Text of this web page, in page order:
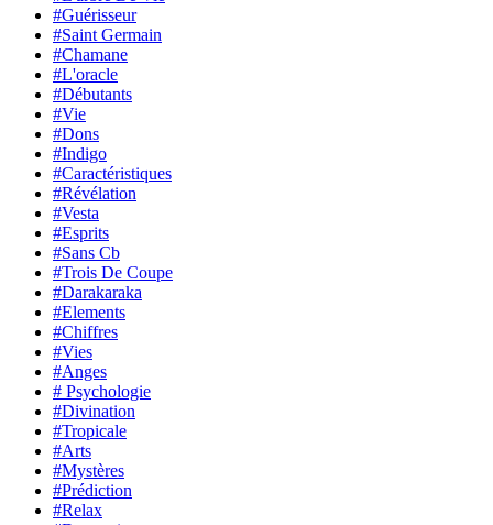
#Guérisseur
#Saint Germain
#Chamane
#L'oracle
#Débutants
#Vie
#Dons
#Indigo
#Caractéristiques
#Révélation
#Vesta
#Esprits
#Sans Cb
#Trois De Coupe
#Darakaraka
#Elements
#Chiffres
#Vies
#Anges
# Psychologie
#Divination
#Tropicale
#Arts
#Mystères
#Prédiction
#Relax